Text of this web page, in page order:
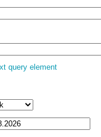
query element